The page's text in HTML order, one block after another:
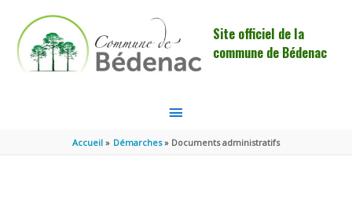
Site officiel de la
commune de Bédenac
MENU
PRINCIPAL
Accueil Démarches Documents administratifs